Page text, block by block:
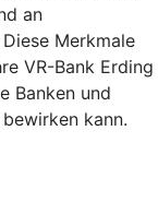
an
Merkmale
VR-Bank Erding
Banken und
kann.